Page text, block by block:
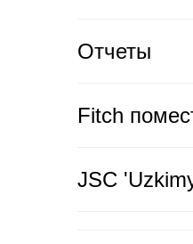
Отчеты
Fitch
JSC